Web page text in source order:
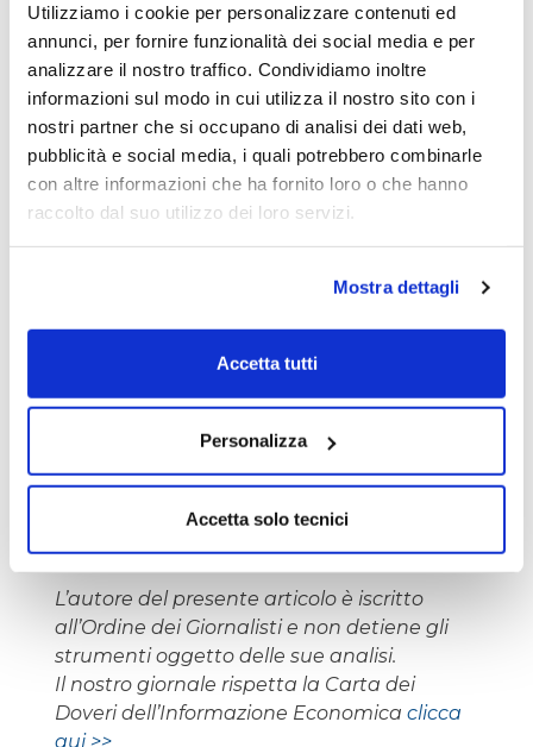
Utilizziamo i cookie per personalizzare contenuti ed
annunci, per fornire funzionalità dei social media e per
analizzare il nostro traffico. Condividiamo inoltre
informazioni sul modo in cui utilizza il nostro sito con i
nostri partner che si occupano di analisi dei dati web,
pubblicità e social media, i quali potrebbero combinarle
con altre informazioni che ha fornito loro o che hanno
raccolto dal suo utilizzo dei loro servizi.
Mostra dettagli
Accetta tutti
Personalizza
Accetta solo tecnici
della situazione e questa sarà una occasione
d’oro per rinsaldare vecchi legami e
soprattutto per intrecciarne di nuovi. E
magari sbirciare su qualche nuovo ISIN da
mettere in portafoglio …
CLICCA QUI PER PRENOTARE UN POSTO
Sarà un piacere incontrare di nuovo i nostro
lettori, potendo dare la priorità agli abbonati
prima che l'evento venga reso pubblico a
Non esitare! Riserva il tuo posto per essere
sicuro di rientrare nei 100 posti a sedere !
L’autore del presente articolo è iscritto
all’Ordine dei Giornalisti e non detiene gli
strumenti oggetto delle sue analisi.
Il nostro giornale rispetta la Carta dei
Doveri dell’Informazione Economica clicca
qui >>